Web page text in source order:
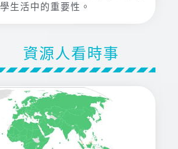
學生活中的重要性。
資源人看時事